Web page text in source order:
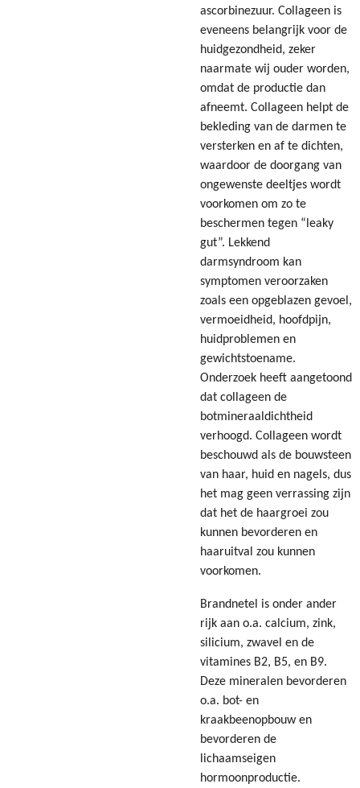
ascorbinezuur. Collageen is
eveneens belangrijk voor de
huidgezondheid, zeker
naarmate wij ouder worden,
omdat de productie dan
afneemt. Collageen helpt de
bekleding van de darmen te
versterken en af te dichten,
waardoor de doorgang van
ongewenste deeltjes wordt
voorkomen om zo te
beschermen tegen “leaky
gut”. Lekkend
darmsyndroom kan
symptomen veroorzaken
zoals een opgeblazen gevoel,
vermoeidheid, hoofdpijn,
huidproblemen en
gewichtstoename.
Onderzoek heeft aangetoond
dat collageen de
botmineraaldichtheid
verhoogd. Collageen wordt
beschouwd als de bouwsteen
van haar, huid en nagels, dus
het mag geen verrassing zijn
dat het de haargroei zou
kunnen bevorderen en
haaruitval zou kunnen
voorkomen.
Brandnetel is onder ander
rijk aan o.a. calcium, zink,
silicium, zwavel en de
vitamines B2, B5, en B9.
Deze mineralen bevorderen
o.a. bot- en
kraakbeenopbouw en
bevorderen de
lichaamseigen
hormoonproductie.